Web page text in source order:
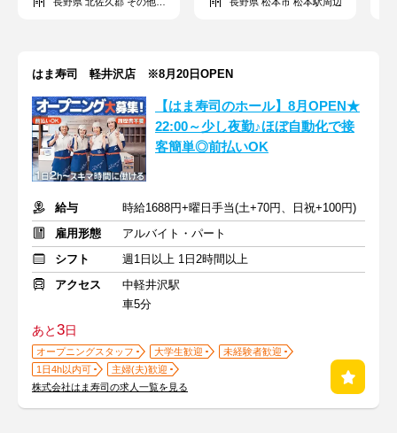
はま寿司 軽井沢店 ※8月20日OPEN
【はま寿司のホール】8月OPEN★
22:00～少し夜勤♪ほぼ自動化で接
客簡単◎前払いOK
給与
時給1688円+曜日手当(土+70円、日祝+100円)
雇用形態
アルバイト・パート
シフト
週1日以上 1日2時間以上
アクセス
中軽井沢駅
車5分
あと3日
オープニングスタッフ 大学生歓迎
未経験者歓迎
1日4h以内可
主婦(夫)歓迎
株式会社はま寿司の求人一覧を見る